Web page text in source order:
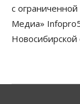
Бизнес Власть
привлекать к
России
с
Медиа»
Новосибирской